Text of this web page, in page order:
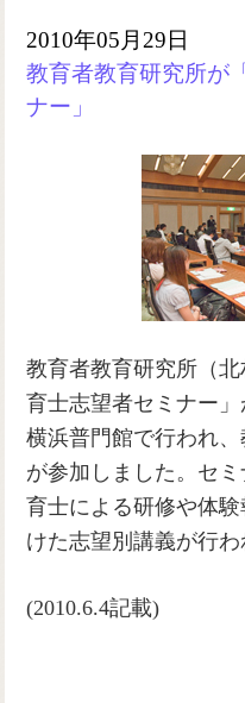
2010年05月29日
教育者教育研究所が
ナー」
教育者教育研究所（
育士志望者セミナー」
横浜普門館で行われ
が参加しました。セ
育士による研修や体
けた志望別講義が行わ
(2010.6.4記載)